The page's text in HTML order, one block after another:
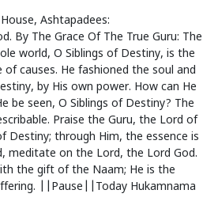
Ashtapadees:
By The Grace Of The True Guru: The
world, O Siblings of Destiny, is the
causes. He fashioned the soul and
by His own power. How can He
be seen, O Siblings of Destiny? The
Praise the Guru, the Lord of
Destiny; through Him, the essence is
on the Lord, the Lord God.
the gift of the Naam; He is the
||Pause||Today Hukamnama